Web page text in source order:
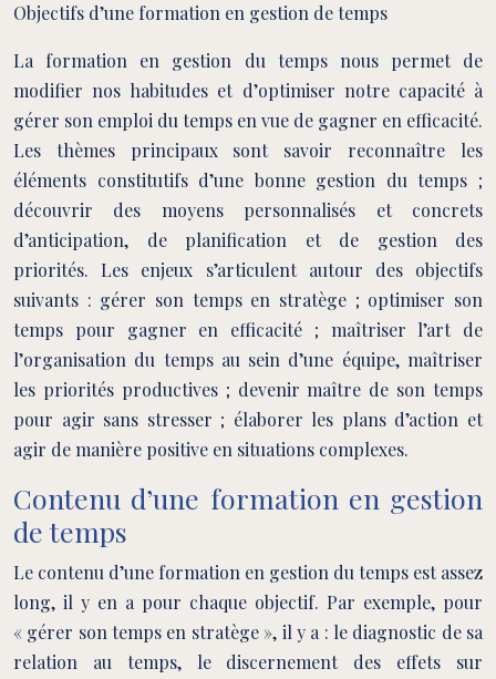
Objectifs d’une formation en gestion de temps
La formation en gestion du temps nous permet de
modifier nos habitudes et d’optimiser notre capacité à
gérer son emploi du temps en vue de gagner en efficacité.
Les thèmes principaux sont savoir reconnaître les
éléments constitutifs d’une bonne gestion du temps ;
découvrir des moyens personnalisés et concrets
d’anticipation, de planification et de gestion des
priorités. Les enjeux s’articulent autour des objectifs
suivants : gérer son temps en stratège ; optimiser son
temps pour gagner en efficacité ; maîtriser l’art de
l’organisation du temps au sein d’une équipe, maîtriser
les priorités productives ; devenir maître de son temps
pour agir sans stresser ; élaborer les plans d’action et
agir de manière positive en situations complexes.
Contenu d’une formation en gestion
de temps
Le contenu d’une formation en gestion du temps est assez
long, il y en a pour chaque objectif. Par exemple, pour
« gérer son temps en stratège », il y a : le diagnostic de sa
relation au temps, le discernement des effets sur